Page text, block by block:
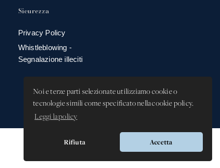
Noi e terze parti selezionate utilizziamo cookie o
tecnologie simili come specificato nella cookie policy.
Leggi la policy
Rifiuta Accetta
Sicurezza
Privacy Policy
Whistleblowing -
Segnalazione illeciti